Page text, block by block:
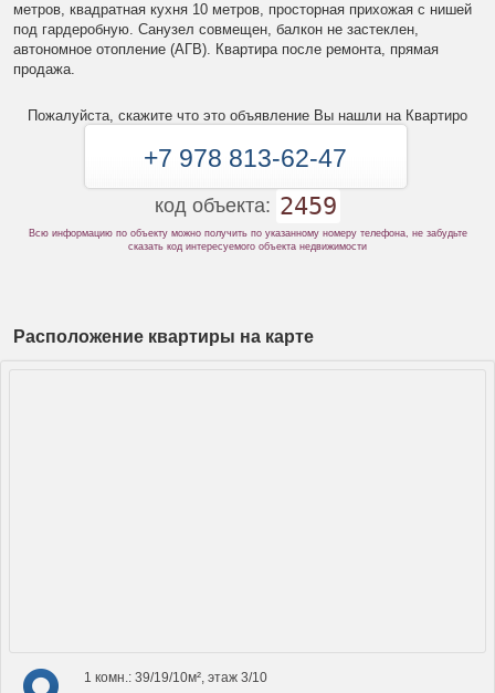
метров, квадратная кухня 10 метров, просторная прихожая с нишей
под гардеробную. Санузел совмещен, балкон не застеклен,
автономное отопление (АГВ). Квартира после ремонта, прямая
продажа.
Пожалуйста, скажите что это объявление Вы нашли на Квартиро
+7 978 813-62-47
код объекта: 2459
Всю информацию по объекту можно получить по указанному номеру телефона, не забудьте
сказать код интересуемого объекта недвижимости
Расположение квартиры на карте
1 комн.: 39/19/10м², этаж 3/10